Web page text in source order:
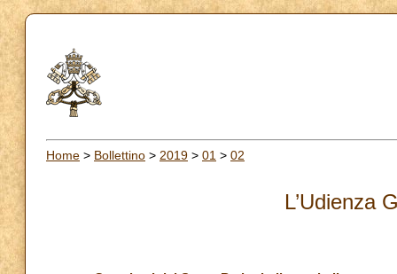
Home > Bollettino > 2019 > 01 > 02
L’Udienza